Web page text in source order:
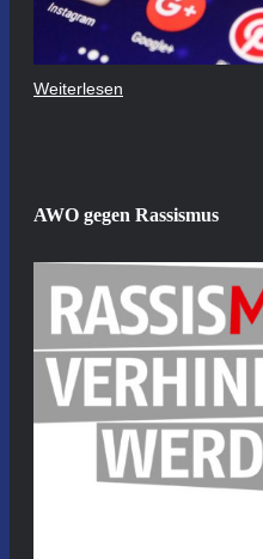
Weiterlesen
AWO gegen Rassismus